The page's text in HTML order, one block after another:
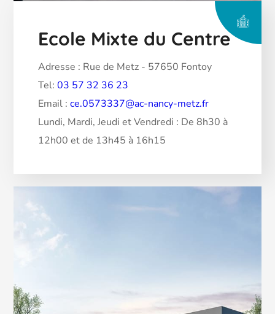
Ecole Mixte du Centre
Adresse : Rue de Metz - 57650 Fontoy
Tel:03 57 32 36 23
Email :ce.0573337@ac-nancy-metz.fr
Lundi, Mardi, Jeudi et Vendredi : De 8h30 à
12h00 et de 13h45 à 16h15